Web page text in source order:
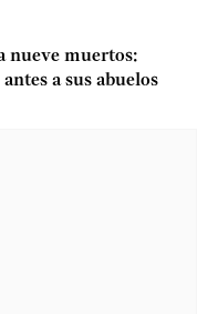
nueve muertos:
a sus abuelos